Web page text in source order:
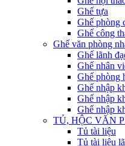
Ghế tựa
Ghế phòng
Ghế công
Ghế văn phòng
Ghế lãnh
Ghế nhân
Ghế phòng
Ghế nhập
Ghế nhập
Ghế nhập
TỦ, HỘC VĂN
Tủ tài liệu
Tủ tài liệu